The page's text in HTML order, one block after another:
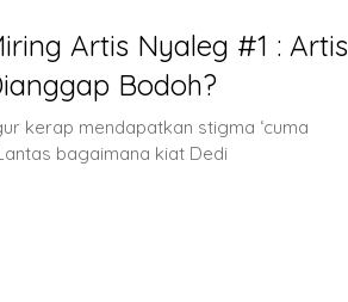
Artis Nyaleg #1 : Artis
Bodoh?
kerap mendapatkan stigma ‘cuma
bagaimana kiat Dedi